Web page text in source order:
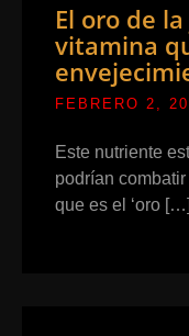
El oro de
vitamina
FEBRERO 2,
Este nutriente
podrían
que es el ‘oro […]